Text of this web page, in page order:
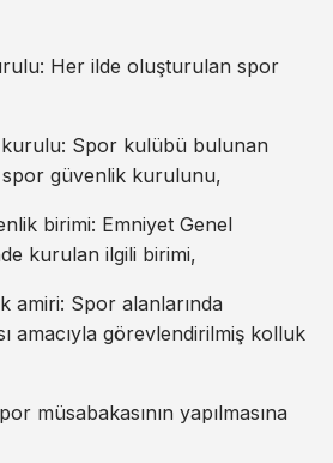
Her ilde oluşturulan spor
Spor kulübü bulunan
güvenlik kurulunu,
birimi: Emniyet Genel
kurulan ilgili birimi,
amiri: Spor alanlarında
amacıyla görevlendirilmiş kolluk
müsabakasının yapılmasına